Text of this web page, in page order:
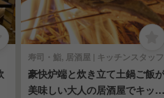
寿司・鮨, 居酒屋 | キッチンスタッフ
豪快炉端と炊き立て土鍋ご飯が
美味しい大人の居酒屋でキッチ